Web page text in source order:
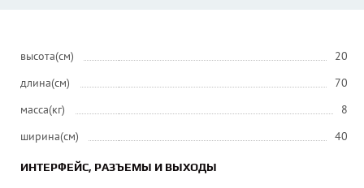
высота(см)
20
длина(см)
70
масса(кг)
8
ширина(см)
40
ИНТЕРФЕЙС, РАЗЪЕМЫ И ВЫХОДЫ